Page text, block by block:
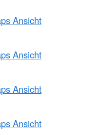
Ansicht
Ansicht
Ansicht
Ansicht